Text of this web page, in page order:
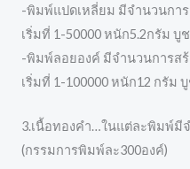
-พิมพ์แปดเหลี่ยม มีจำนวนการ
เริ่มที่ 1-50000 หนัก5.2กรัม บู
-พิมพ์ลอยองค์ มีจำนวนการสร้
เริ่มที่ 1-100000 หนัก12 กรัม
3.เนื้อทองคำ…ในแต่ละพิมพ์มี
(กรรมการพิมพ์ละ300องค์)